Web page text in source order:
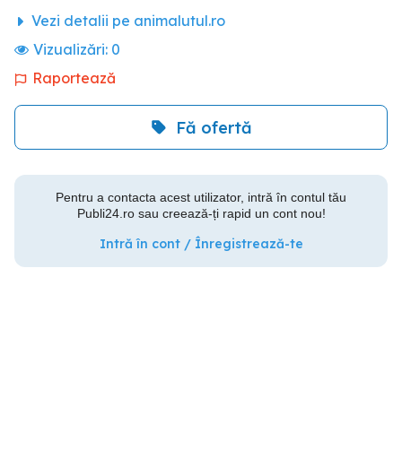
Vezi detalii pe animalutul.ro
Vizualizări: 0
Raportează
Fă ofertă
Pentru a contacta acest utilizator, intră în contul tău
Publi24.ro sau creează-ți rapid un cont nou!
Intră în cont / Înregistrează-te